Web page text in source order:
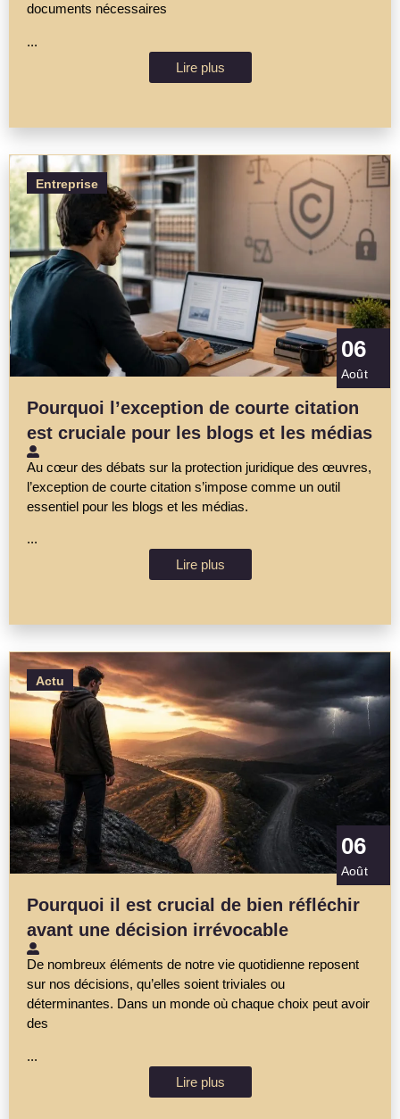
documents nécessaires
...
Lire plus
Entreprise
06
Août
Pourquoi l’exception de courte citation
est cruciale pour les blogs et les médias
Au cœur des débats sur la protection juridique des œuvres,
l’exception de courte citation s’impose comme un outil
essentiel pour les blogs et les médias.
...
Lire plus
Actu
06
Août
Pourquoi il est crucial de bien réfléchir
avant une décision irrévocable
De nombreux éléments de notre vie quotidienne reposent
sur nos décisions, qu’elles soient triviales ou
déterminantes. Dans un monde où chaque choix peut avoir
des
...
Lire plus